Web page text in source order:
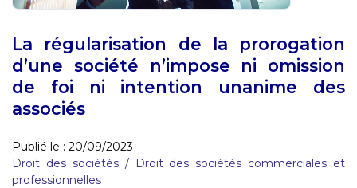
La régularisation de la prorogation
d’une société n’impose ni omission
de foi ni intention unanime des
associés
Publié le : 20/09/2023
Droit des sociétés/ Droit des sociétés commerciales et
professionnelles